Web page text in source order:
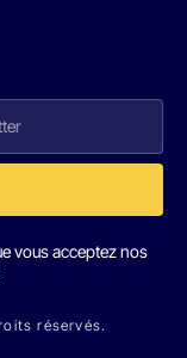
vous acceptez nos
réservés.